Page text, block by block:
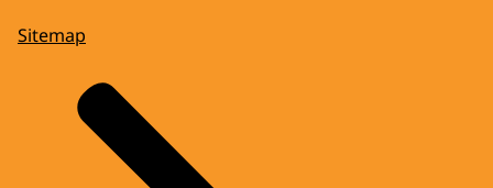
Sitemap